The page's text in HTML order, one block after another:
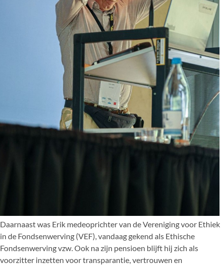
Daarnaast was Erik medeoprichter van de Vereniging voor Ethiek
in de Fondsenwerving (VEF), vandaag gekend als Ethische
Fondsenwerving vzw. Ook na zijn pensioen blijft hij zich als
voorzitter inzetten voor transparantie, vertrouwen en